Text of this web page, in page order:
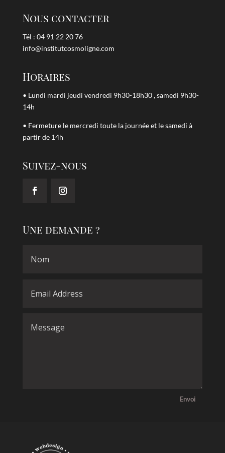
Nous contacter
Tél : 04 91 22 20 76
info@institutcosmoligne.com
Horaires
• Lundi mardi jeudi vendredi 9h30-18h30 , samedi 9h30-
14h
• Fermeture le mercredi toute la journée et le samedi à
partir de 14h
Suivez-nous
Une demande ?
Envoi